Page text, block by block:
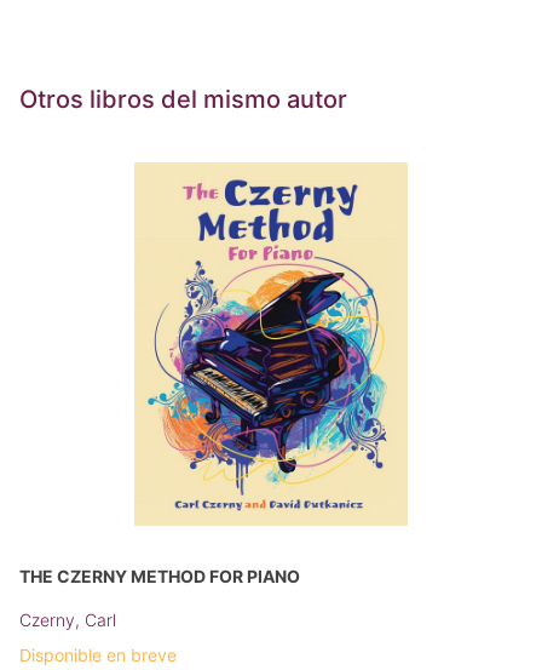
Otros libros del mismo autor
THE CZERNY METHOD FOR PIANO
Czerny, Carl
Disponible en breve